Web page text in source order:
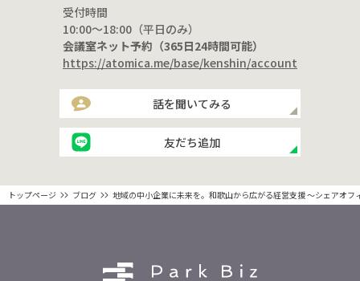
受付時間
10:00〜18:00（平日のみ）
会議室ネット予約（365日24時間可能）
https://atomica.me/base/kenshin/account
話を聞いてみる
友だち追加
トップページ ブログ 地域の中小企業に未来を。和歌山から広がる経営支援 〜シェアオフ